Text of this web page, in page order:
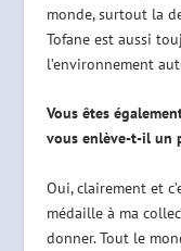
monde, surtout la
Tofane est aussi
l’environnement
Vous êtes
vous enlève-t-il un
Oui, clairement et
médaille à ma
donner. Tout le